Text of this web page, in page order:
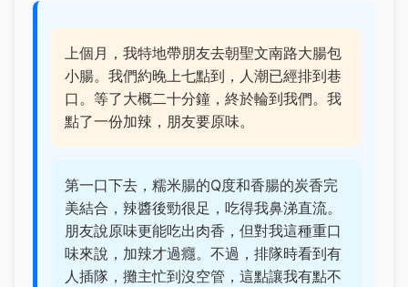
上個月，我特地帶朋友去朝聖文南路大腸包
小腸。我們約晚上七點到，人潮已經排到巷
口。等了大概二十分鐘，終於輪到我們。我
點了一份加辣，朋友要原味。
第一口下去，糯米腸的Q度和香腸的炭香完
美結合，辣醬後勁很足，吃得我鼻涕直流。
朋友說原味更能吃出肉香，但對我這種重口
味來說，加辣才過癮。不過，排隊時看到有
人插隊，攤主忙到沒空管，這點讓我有點不